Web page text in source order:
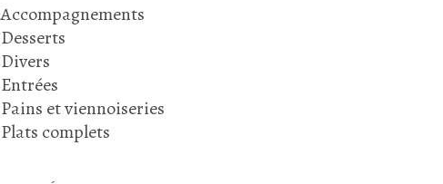
PIQUE-NIQUE
Accompagnements
Desserts
Divers
Entrées
Pains et viennoiseries
Plats complets